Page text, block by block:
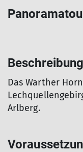
Beschreibung
Das Warther
Arlberg.